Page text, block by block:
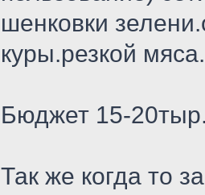
шенковки
куры.резкой
Бюджет 15-
Так же когда то